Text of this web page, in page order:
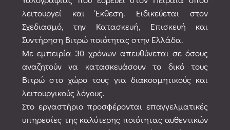
λειτουργεί και Έκθεση. Ειδικεύεται στον
Σχεδιασμό, την Κατασκευή, Επισκευή και
Συντήρηση Βιτρώ ποιότητας στην Ελλάδα.
Με εμπειρία 30 χρόνων απευθύνεται σε όσους
αναζητούν να κατασκευάσουν το δικό τους
Βιτρώ στο χώρο τους για διακοσμητικούς και
λειτουργικούς λόγους.
Στο εργαστήριο προσφέρονται επαγγελματικές
υπηρεσίες της καλύτερης ποιότητας αυθεντικών